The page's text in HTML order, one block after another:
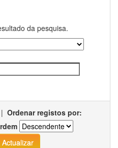
da pesquisa.
| Ordenar registos por: